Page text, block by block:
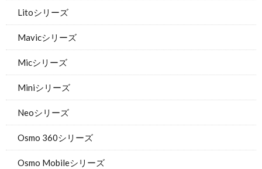
Litoシリーズ
Mavicシリーズ
Micシリーズ
Miniシリーズ
Neoシリーズ
Osmo 360シリーズ
Osmo Mobileシリーズ